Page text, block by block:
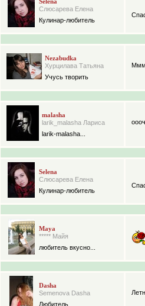
Слюсарева Елена
Кулинар-любитель
Nezabudka
Хурцилава Татьяна
Учусь творить
malasha
larik_malasha Лариса
larik-malasha...
Selena
Слюсарева Елена
Кулинар-любитель
Maya
***** Майя
любитель вкусно...
Dasha
Semenova Dasha
Любитель